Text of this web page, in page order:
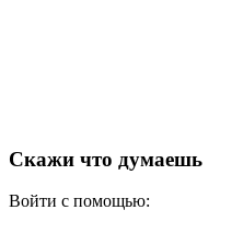
Скажи что думаешь
Войти с помощью: